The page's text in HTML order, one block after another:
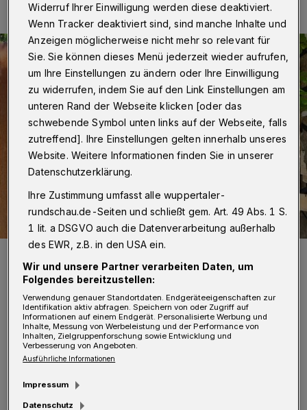
Katharina Ruth, die den Hospizdienst leitet, an Wuppertals erstem
öffentlichen Trauerort an der Nordbahntrasse.
Foto: Nikola Dünow
D er Hospizdienst innerhalb der
Diakonischen Altenhilfe Wuppertal
Widerruf Ihrer Einwilligung werden diese deaktiviert.
Wenn Tracker deaktiviert sind, sind manche Inhalte und
Anzeigen möglicherweise nicht mehr so relevant für
Sie. Sie können dieses Menü jederzeit wieder aufrufen,
um Ihre Einstellungen zu ändern oder Ihre Einwilligung
zu widerrufen, indem Sie auf den Link Einstellungen am
unteren Rand der Webseite klicken [oder das
schwebende Symbol unten links auf der Webseite, falls
zutreffend]. Ihre Einstellungen gelten innerhalb unseres
Website. Weitere Informationen finden Sie in unserer
Datenschutzerklärung.
Ihre Zustimmung umfasst alle wuppertaler-
rundschau.de-Seiten und schließt gem. Art. 49 Abs. 1 S.
1 lit. a DSGVO auch die Datenverarbeitung außerhalb
des EWR, z.B. in den USA ein.
Wir und unsere Partner verarbeiten Daten, um
Folgendes bereitzustellen:
Verwendung genauer Standortdaten. Endgeräteeigenschaften zur
Identifikation aktiv abfragen. Speichern von oder Zugriff auf
Informationen auf einem Endgerät. Personalisierte Werbung und
Inhalte, Messung von Werbeleistung und der Performance von
Inhalten, Zielgruppenforschung sowie Entwicklung und
Verbesserung von Angeboten.
Ausführliche Informationen
Impressum
Datenschutz